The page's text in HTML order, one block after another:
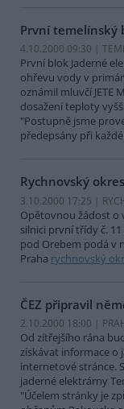
První temelínský
4.10.2000 09:30 |
První blok Jaderné
ohřevu vody v
oznámil mluvčí JETE
dosažení teploty
"Postupně jsme
předepsány při
Rychnovský
3.10.2000 17:25 |
Opětovnou žádost o
silnici první třídy č.
pod Orebem podá v
Praha rychnovský
ČEZ připravil
2.10.2000 18:00 |
Od zítřejšího rána
získávat informace o
internetové stránce.
jaderné elektrárny
"Účelem stránky je